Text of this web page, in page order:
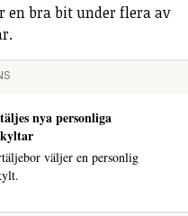
en bra bit under flera av
nya personliga
väljer en personlig